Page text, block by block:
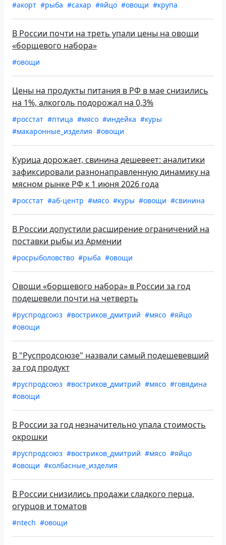
#акорт #рыба #сахар #яйцо #овощи #крупа
В России почти на треть упали цены на овощи
«борщевого набора»
#овощи
Цены на продукты питания в РФ в мае снизились
на 1%, алкоголь подорожал на 0,3%
#росстат #птица #мясо #индейка #куры
#макаронные_изделия #овощи
Курица дорожает, свинина дешевеет: аналитики
зафиксировали разнонаправленную динамику на
мясном рынке РФ к 1 июня 2026 года
#росстат #аб-центр #мясо #куры #овощи #свинина
В России допустили расширение ограничений на
поставки рыбы из Армении
#росрыболовство #рыба #овощи
Овощи «борщевого набора» в России за год
подешевели почти на четверть
#руспродсоюз #востриков_дмитрий #мясо #яйцо
#овощи
В "Руспродсоюзе" назвали самый подешевевший
за год продукт
#руспродсоюз #востриков_дмитрий #мясо #говядина
#овощи
В России за год незначительно упала стоимость
окрошки
#руспродсоюз #востриков_дмитрий #мясо #яйцо
#овощи #колбасные_изделия
В России снизились продажи сладкого перца,
огурцов и томатов
#ntech #овощи